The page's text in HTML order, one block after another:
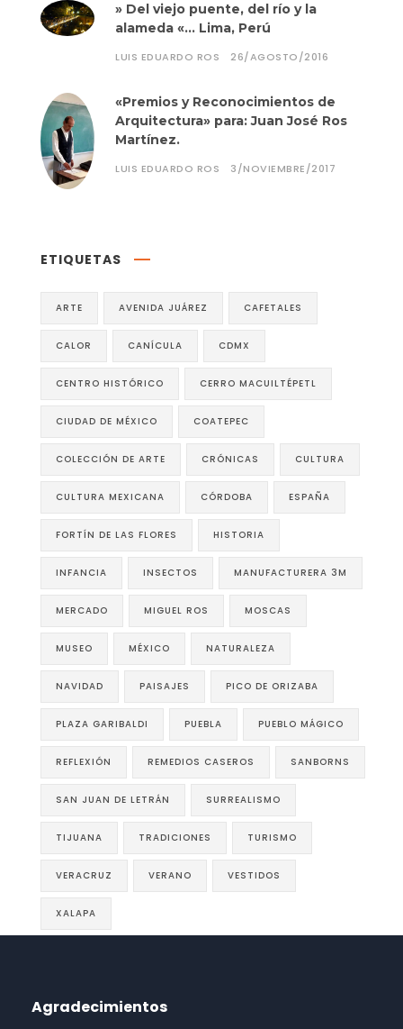
» Del viejo puente, del río y la
alameda «… Lima, Perú
LUIS EDUARDO ROS 26/AGOSTO/2016
«Premios y Reconocimientos de
Arquitectura» para: Juan José Ros
Martínez.
LUIS EDUARDO ROS 3/NOVIEMBRE/2017
ETIQUETAS
ARTE AVENIDA JUÁREZ CAFETALES
CALOR CANÍCULA CDMX
CENTRO HISTÓRICO CERRO MACUILTÉPETL
CIUDAD DE MÉXICO COATEPEC
COLECCIÓN DE ARTE CRÓNICAS CULTURA
CULTURA MEXICANA CÓRDOBA ESPAÑA
FORTÍN DE LAS FLORES HISTORIA
INFANCIA INSECTOS MANUFACTURERA 3M
MERCADO MIGUEL ROS MOSCAS
MUSEO MÉXICO NATURALEZA
NAVIDAD PAISAJES PICO DE ORIZABA
PLAZA GARIBALDI PUEBLA PUEBLO MÁGICO
REFLEXIÓN REMEDIOS CASEROS SANBORNS
SAN JUAN DE LETRÁN SURREALISMO
TIJUANA TRADICIONES TURISMO
VERACRUZ VERANO VESTIDOS
XALAPA
Agradecimientos